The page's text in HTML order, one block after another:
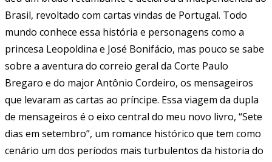
Brasil, revoltado com cartas vindas de Portugal. Todo
mundo conhece essa história e personagens como a
princesa Leopoldina e José Bonifácio, mas pouco se sabe
sobre a aventura do correio geral da Corte Paulo
Bregaro e do major Antônio Cordeiro, os mensageiros
que levaram as cartas ao príncipe. Essa viagem da dupla
de mensageiros é o eixo central do meu novo livro, “Sete
dias em setembro”, um romance histórico que tem como
cenário um dos períodos mais turbulentos da historia do